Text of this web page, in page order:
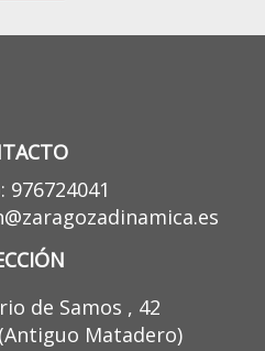
976724041
de Samos , 42
Matadero)